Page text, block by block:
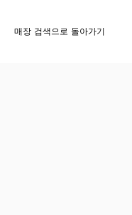
매장 검색으로 돌아가기